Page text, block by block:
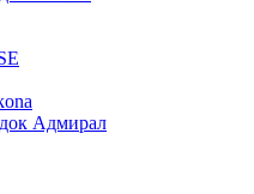
Адмирал